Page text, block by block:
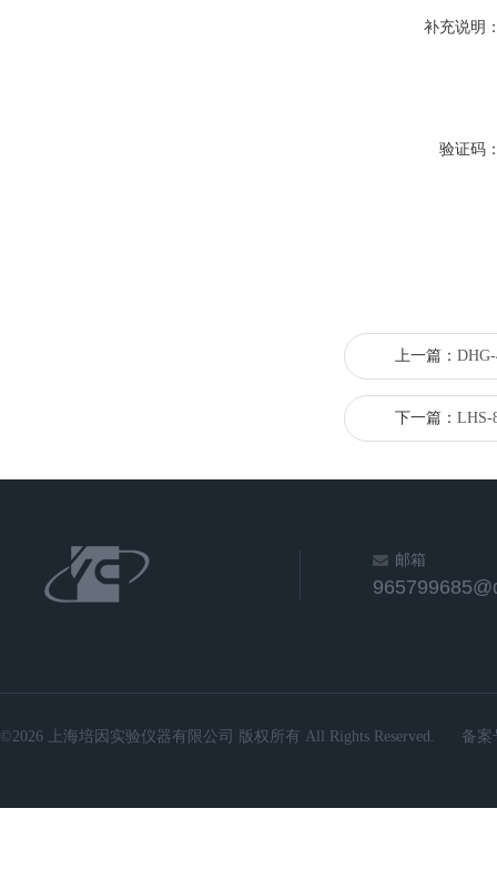
补充说明
验证码
上一篇：
下一篇： LHS-
邮箱
©2026 上海培因实验仪器有限公司 版权所有 All Rights Reserved. 备案